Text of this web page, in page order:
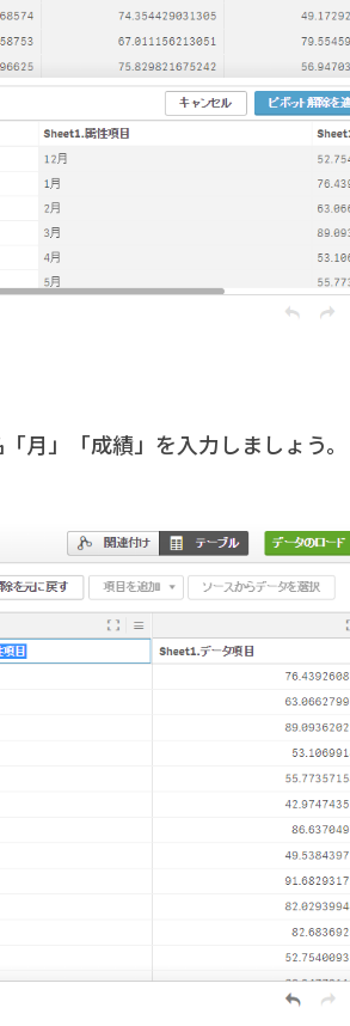
月」「成績」を入力しましょう。